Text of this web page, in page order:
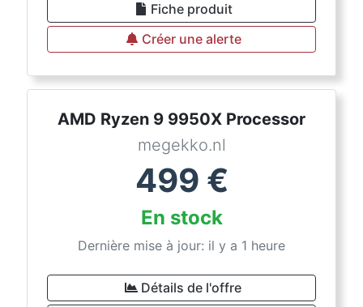
Fiche produit
Créer une alerte
AMD Ryzen 9 9950X Processor
megekko.nl
499 €
En stock
Dernière mise à jour: il y a 1 heure
Détails de l'offre